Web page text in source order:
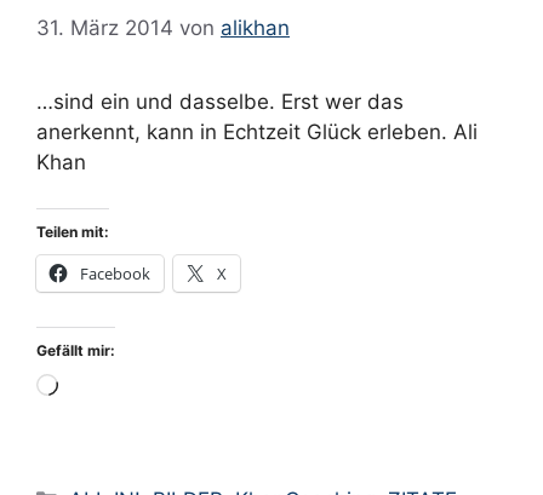
31. März 2014 von alikhan
…sind ein und dasselbe. Erst wer das
anerkennt, kann in Echtzeit Glück erleben. Ali
Khan
Teilen mit:
Facebook X
Gefällt mir:
Wird